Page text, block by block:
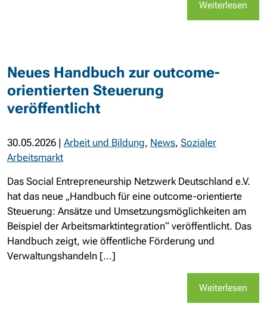
Weiterlesen
Neues Handbuch zur outcome-
orientierten Steuerung
veröffentlicht
30.05.2026 | Arbeit und Bildung, News, Sozialer
Arbeitsmarkt
Das Social Entrepreneurship Netzwerk Deutschland e.V.
hat das neue „Handbuch für eine outcome-orientierte
Steuerung: Ansätze und Umsetzungsmöglichkeiten am
Beispiel der Arbeitsmarktintegration“ veröffentlicht. Das
Handbuch zeigt, wie öffentliche Förderung und
Verwaltungshandeln [...]
Weiterlesen